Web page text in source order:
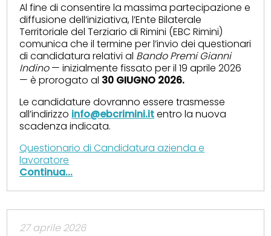
Al fine di consentire la massima partecipazione e
diffusione dell’iniziativa, l’Ente Bilaterale
Territoriale del Terziario di Rimini (EBC Rimini)
comunica che il termine per l’invio dei questionari
di candidatura relativi al Bando Premi Gianni
Indino— inizialmente fissato per il 19 aprile 2026
— è prorogato al 30 GIUGNO 2026.
Le candidature dovranno essere trasmesse
all’indirizzo info@ebcrimini.itentro la nuova
scadenza indicata.
Questionario di Candidatura azienda e
lavoratore
Continua...
27 aprile 2026